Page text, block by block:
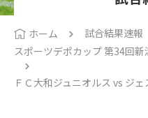
ホーム
試合結果速報
スポーツデポカップ 第34回
ＦＣ大和ジュニオルス vs ジェ